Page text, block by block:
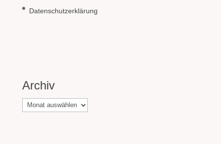
Datenschutzerklärung
Archiv
Archiv